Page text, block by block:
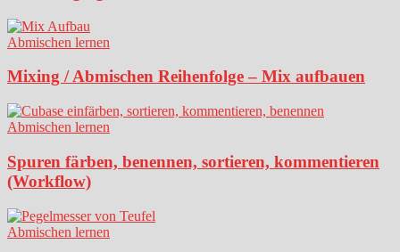
Abmischen lernen
Mixing / Abmischen Reihenfolge – Mix aufbauen
Abmischen lernen
Spuren färben, benennen, sortieren, kommentieren
(Workflow)
Abmischen lernen